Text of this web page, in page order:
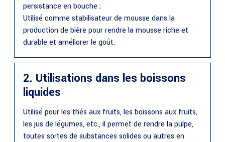
persistance en bouche ;
Utilisé comme stabilisateur de mousse dans la
production de bière pour rendre la mousse riche et
durable et améliorer le goût.
2. Utilisations dans les boissons
liquides
Utilisé pour les thés aux fruits, les boissons aux fruits,
les jus de légumes, etc., il permet de rendre la pulpe,
toutes sortes de substances solides ou autres en